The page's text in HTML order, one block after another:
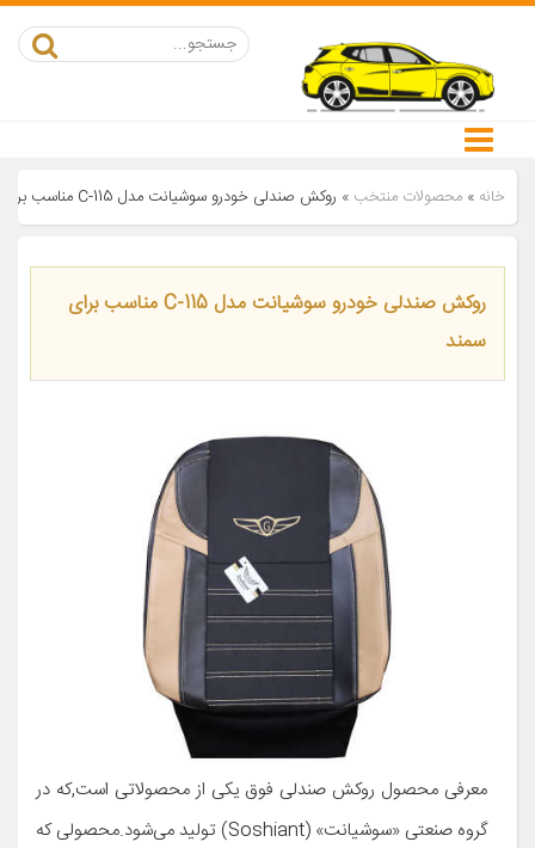
خانه » محصولات منتخب » روکش صندلی خودرو سوشیانت مدل C-115 مناسب برای سمند
روکش صندلی خودرو سوشیانت مدل C-115 مناسب برای
سمند
معرفی محصول روکش صندلی فوق یکی از محصولاتی است,که در
گروه صنعتی «سوشیانت» (Soshiant) تولید می‌شود.محصولی که